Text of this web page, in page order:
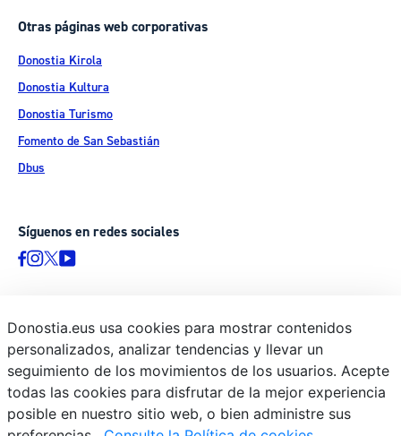
Otras páginas web corporativas
Donostia Kirola
Donostia Kultura
Donostia Turismo
Fomento de San Sebastián
Dbus
Síguenos en redes sociales
© Donostiako Udala - Ayuntamiento de Donostia / San Sebastián
Ijentea 1, 20003 Donostia / San Sebastián
Aviso legal
Política de privacidad
Donostia.eus usa cookies para mostrar contenidos
personalizados, analizar tendencias y llevar un
seguimiento de los movimientos de los usuarios. Acepte
todas las cookies para disfrutar de la mejor experiencia
posible en nuestro sitio web, o bien administre sus